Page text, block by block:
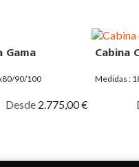
Gama
90/100
Desde 2.775,00 €
Cabina
Medidas :